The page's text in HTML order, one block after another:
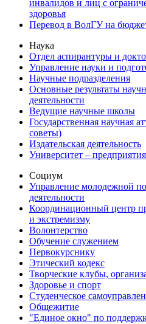
инвалидов и лиц с
здоровья
Перевод в ВолГУ на
Наука
Отдел аспирантуры и
Управление науки и
Научные подразделения
Основные результаты
деятельности
Ведущие научные школы
Государственная научная
советы)
Издательская деятельность
Университет –
Социум
Управление молодежной
деятельности
Координационный центр
и экстремизму
Волонтерство
Обучение служением
Первокурснику
Этический кодекс
Творческие клубы,
Здоровье и спорт
Студенческое
Общежитие
"Единое окно" по